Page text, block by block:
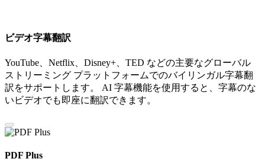
ビデオ字幕翻訳
YouTube、Netflix、Disney+、TED などの主要なグローバル
ストリーミング プラットフォームでのバイリンガル字幕翻
訳をサポートします。 AI 字幕機能を使用すると、字幕のな
いビデオでも即座に翻訳できます。
PDF Plus